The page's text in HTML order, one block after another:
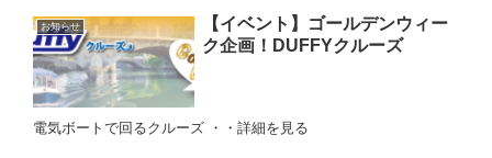
お知らせ
【イベント】ゴールデンウィー
ク企画！DUFFYクルーズ
電気ボートで回るクルーズ ・・詳細を見る